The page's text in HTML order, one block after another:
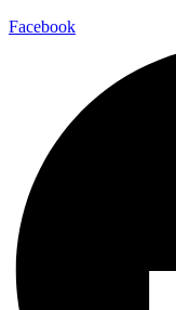
Facebook